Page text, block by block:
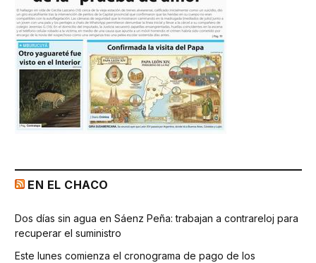
EN EL CHACO
Dos días sin agua en Sáenz Peña: trabajan a contrareloj para
recuperar el suministro
Este lunes comienza el cronograma de pago de los